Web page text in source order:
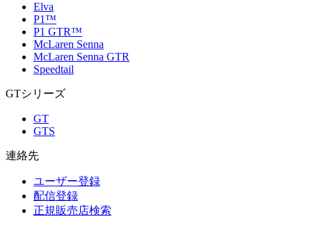
Elva
P1™
P1 GTR™
McLaren Senna
McLaren Senna GTR
Speedtail
GTシリーズ
GT
GTS
連絡先
ユーザー登録
配信登録
正規販売店検索